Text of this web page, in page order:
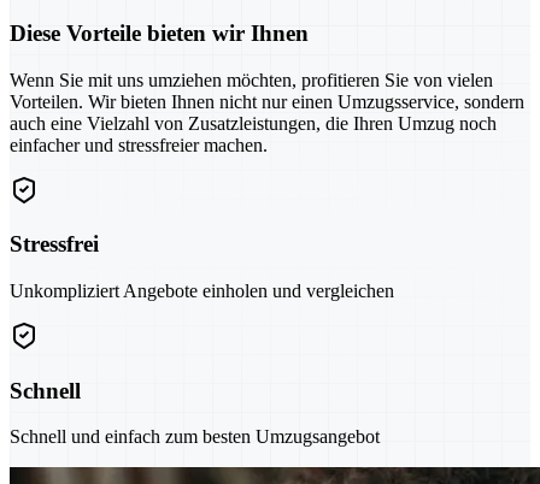
Diese Vorteile bieten wir Ihnen
Wenn Sie mit uns umziehen möchten, profitieren Sie von vielen
Vorteilen. Wir bieten Ihnen nicht nur einen Umzugsservice, sondern
auch eine Vielzahl von Zusatzleistungen, die Ihren Umzug noch
einfacher und stressfreier machen.
Stressfrei
Unkompliziert Angebote einholen und vergleichen
Schnell
Schnell und einfach zum besten Umzugsangebot